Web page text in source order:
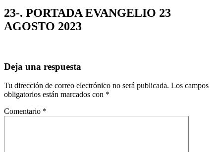
23-. PORTADA EVANGELIO 23
AGOSTO 2023
Deja una respuesta
Tu dirección de correo electrónico no será publicada. Los campos
obligatorios están marcados con *
Comentario *